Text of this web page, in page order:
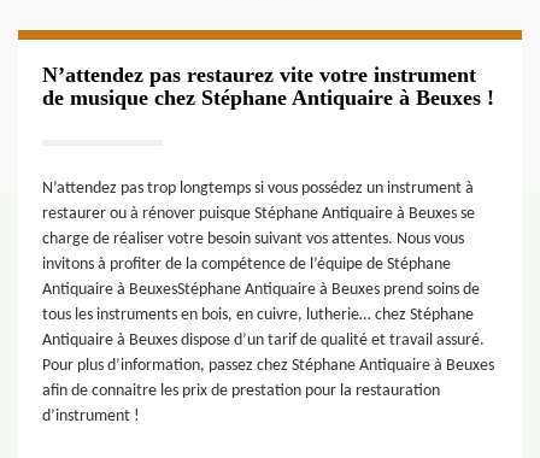
N’attendez pas restaurez vite votre instrument
de musique chez Stéphane Antiquaire à Beuxes !
N’attendez pas trop longtemps si vous possédez un instrument à
restaurer ou à rénover puisque Stéphane Antiquaire à Beuxes se
charge de réaliser votre besoin suivant vos attentes. Nous vous
invitons à profiter de la compétence de l’équipe de Stéphane
Antiquaire à BeuxesStéphane Antiquaire à Beuxes prend soins de
tous les instruments en bois, en cuivre, lutherie… chez Stéphane
Antiquaire à Beuxes dispose d’un tarif de qualité et travail assuré.
Pour plus d’information, passez chez Stéphane Antiquaire à Beuxes
afin de connaitre les prix de prestation pour la restauration
d’instrument !